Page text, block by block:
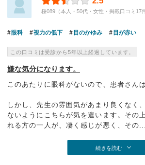
桜089（本人・50代・女性・掲載口コミ17件
眼科 視力の低下 目のかゆみ 目が赤い
この口コミは受診から5年以上経過しています。
嫌な気分になります。
このあたりに眼科がないので、患者さん
しかし、先生の雰囲気があまり良くなく
ないようにこちらが気を遣います。その
れる方の一人が、凄く感じが悪く、その...
続きを読む